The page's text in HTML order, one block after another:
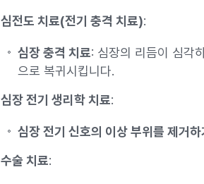
심전도 치료(전기 충격 치료):
심장 충격 치료: 심장의 리듬이 심각
으로 복귀시킵니다.
심장 전기 생리학 치료:
심장 전기 신호의 이상 부위를 제거
수술 치료: